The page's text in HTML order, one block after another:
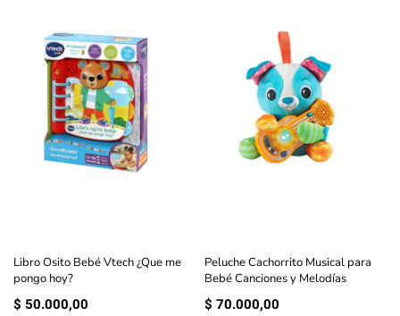
Libro Osito Bebé Vtech ¿Que me
pongo hoy?
$ 50.000,00
Peluche Cachorrito Musical para
Bebé Canciones y Melodías
$ 70.000,00